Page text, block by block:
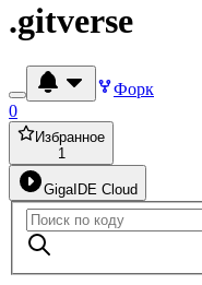
.gitverse
Форк
0
Избранное
1
GigaIDE Cloud